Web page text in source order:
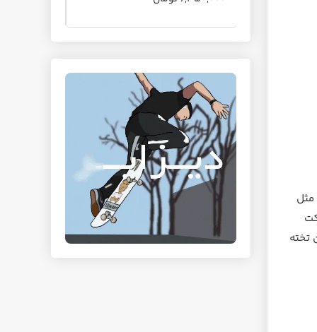
مثل
تخته